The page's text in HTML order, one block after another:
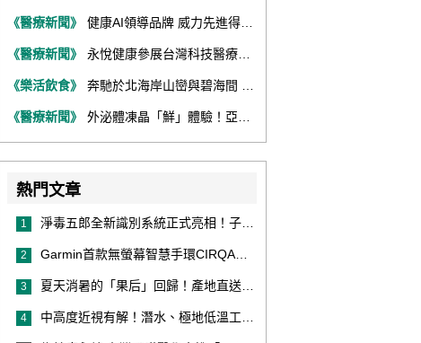
《醫療新聞》 健康AI領導品牌 威力先進得獎不斷 同獲『玉山獎』『金炬獎』最高肯定
《醫療新聞》 永悅健康參展台灣科技醫療展 展現數位健康全場景整合能力
《樂活飲食》 奔馳於北海岸山巒與碧海間 跑出屬於你的生命之光 『2026光境半程馬拉松挑戰賽－升龍道』火熱報名中
《醫療新聞》 外泌體凍晶「鮮」體驗！亞家生技解鎖24個月高活性 專利瓶蓋「秒回溶」超驚艷！醫科展秀「睛」亮神采
熱門文章
1 淨毒五郎全新識別系統正式亮相！子品牌然本再推體香噴霧新產品！
2 Garmin首款無螢幕智慧手環CIRQA登場 專注健康無須訂閱！ 輕量舒適風格百搭 生態系無縫串接 打造全天候零干擾健康與恢復管理新體驗
3 夏天消暑的「果后」回歸！產地直送泰國鮮山竹，打造夏日最頂級的天然補給
4 中高度近視有解！潛水、極地低溫工作者優選 EVO ICL 膠原蛋白眼內鏡